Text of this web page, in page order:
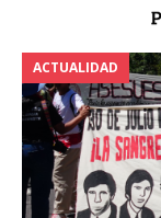
ACTUALIDAD